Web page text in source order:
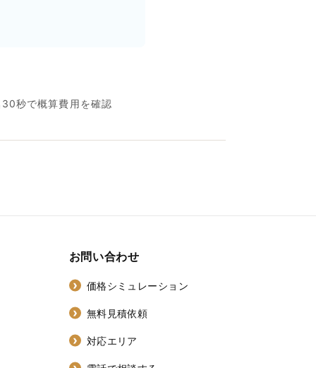
30秒で概算費用を確認
お問い合わせ
価格シミュレーション
無料見積依頼
対応エリア